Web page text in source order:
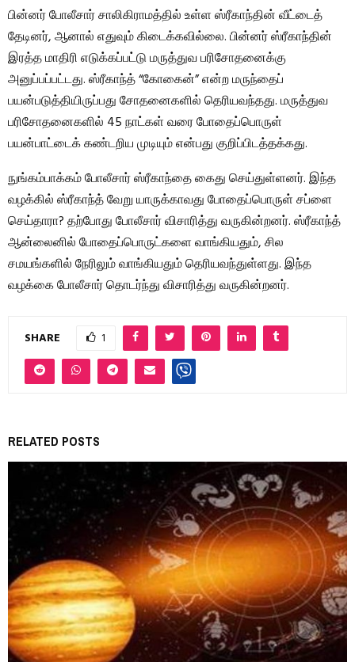
பின்னர் போலீசார் சாலிகிராமத்தில் உள்ள ஸ்ரீகாந்தின் வீட்டைத்
தேடினர், ஆனால் எதுவும் கிடைக்கவில்லை. பின்னர் ஸ்ரீகாந்தின்
இரத்த மாதிரி எடுக்கப்பட்டு மருத்துவ பரிசோதனைக்கு
அனுப்பப்பட்டது. ஸ்ரீகாந்த் “கோகைன்” என்ற மருந்தைப்
பயன்படுத்தியிருப்பது சோதனைகளில் தெரியவந்தது. மருத்துவ
பரிசோதனைகளில் 45 நாட்கள் வரை போதைப்பொருள்
பயன்பாட்டைக் கண்டறிய முடியும் என்பது குறிப்பிடத்தக்கது.
நுங்கம்பாக்கம் போலீசார் ஸ்ரீகாந்தை கைது செய்துள்ளனர். இந்த
வழக்கில் ஸ்ரீகாந்த் வேறு யாருக்காவது போதைப்பொருள் சப்ளை
செய்தாரா? தற்போது போலீசார் விசாரித்து வருகின்றனர். ஸ்ரீகாந்த்
ஆன்லைனில் போதைப்பொருட்களை வாங்கியதும், சில
சமயங்களில் நேரிலும் வாங்கியதும் தெரியவந்துள்ளது. இந்த
வழக்கை போலீசார் தொடர்ந்து விசாரித்து வருகின்றனர்.
SHARE 1
RELATED POSTS